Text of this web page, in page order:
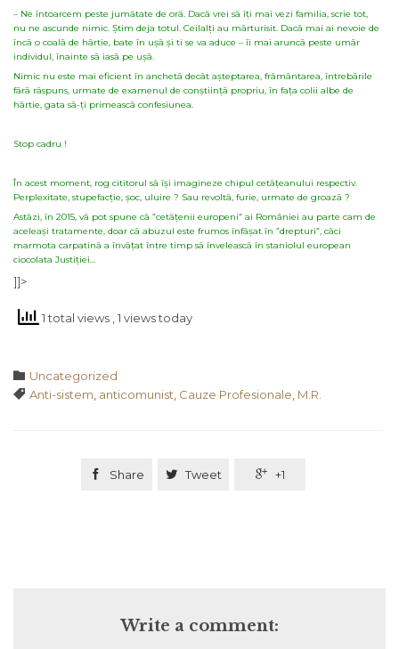
– Ne întoarcem peste jumãtate de orã. Dacã vrei sã îți mai vezi familia, scrie tot,
nu ne ascunde nimic. Știm deja totul. Ceilalți au mãrturisit. Dacã mai ai nevoie de
încã o coalã de hârtie, bate în ușã și ti se va aduce – îi mai aruncã peste umãr
individul, înainte sã iasã pe ușã.
Nimic nu este mai eficient în anchetã decât așteptarea, frãmântarea, întrebãrile
fãrã rãspuns, urmate de examenul de conștiințã propriu, în fața colii albe de
hârtie, gata sã-ți primeascã confesiunea.
Stop cadru !
În acest moment, rog cititorul sã își imagineze chipul cetãțeanului respectiv.
Perplexitate, stupefacție, șoc, uluire ? Sau revoltã, furie, urmate de groazã ?
Astãzi, în 2015, vã pot spune cã ”cetãțenii europeni” ai României au parte cam de
aceleași tratamente, doar cã abuzul este frumos înfãșat în ”drepturi”, cãci
marmota carpatinã a învãțat între timp sã înveleascã în staniolul european
ciocolata Justiției…
]]>
1 total views , 1 views today
 Category
Uncategorized
 Tags
Anti-sistem anticomunist Cauze Profesionale M.R.
 Share  Tweet  +1
Write a comment: